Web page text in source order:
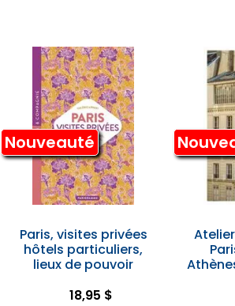
Nouveauté
Paris, visites privées
hôtels particuliers,
lieux de pouvoir
18,95 $